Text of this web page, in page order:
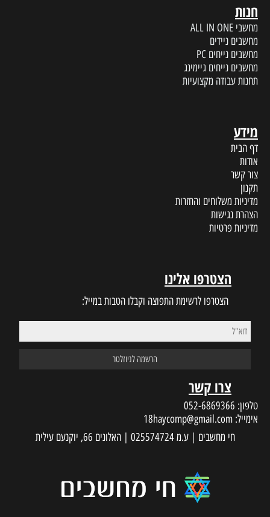
חנות
מחשבי ALL IN ONE
מחשבים ניידים
מחשבים נייחים PC
מחשבים נייחים גיימינג
תחנות עבודה מקצועיות
מידע
דף הבית
אודות
צור קשר
תקנון
מדיניות משלוחים והחזרות
הצהרת נגישות
מדיניות פרטיות
הצטרפו אלינו
הצטרפו לרשימת התפוצה וקבלו הטבות במייל:
צרו קשר
טלפון: 052-6869366
אימייל: 18haycomp@gmail.com
חי מחשבים | ע.מ 025574724 | האלונים 66, יוקנעם עילית